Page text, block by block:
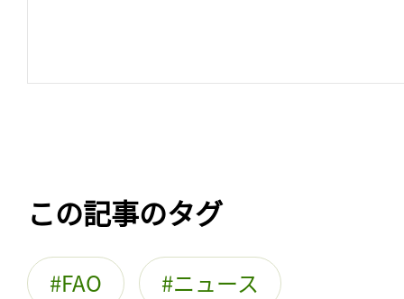
この記事のタグ
FAO ニュース